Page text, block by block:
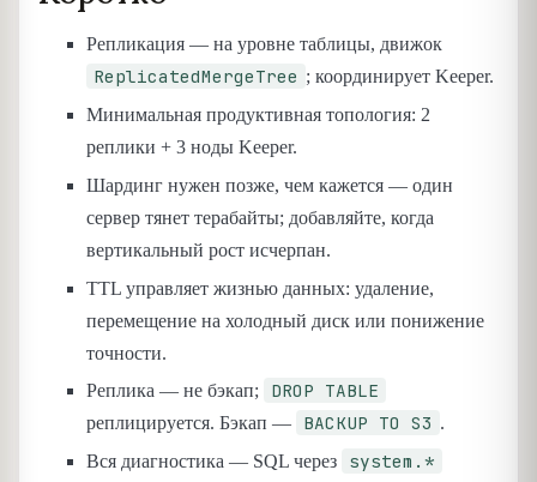
Репликация — на уровне таблицы, движок
ReplicatedMergeTree ; координирует Keeper.
Минимальная продуктивная топология: 2
реплики + 3 ноды Keeper.
Шардинг нужен позже, чем кажется — один
сервер тянет терабайты; добавляйте, когда
вертикальный рост исчерпан.
TTL управляет жизнью данных: удаление,
перемещение на холодный диск или понижение
точности.
Реплика — не бэкап;
DROP TABLE
реплицируется. Бэкап — BACKUP TO S3 .
Вся диагностика — SQL через
system.*